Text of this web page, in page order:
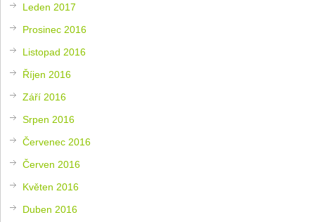
Leden 2017
Prosinec 2016
Listopad 2016
Říjen 2016
Září 2016
Srpen 2016
Červenec 2016
Červen 2016
Květen 2016
Duben 2016